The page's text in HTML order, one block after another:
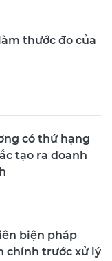
thước đo của
có thứ hạng
tạo ra doanh
biện pháp
chính trước xử lý